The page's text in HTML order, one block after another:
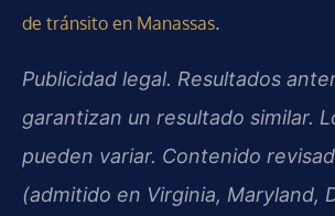
de tránsito en Manassas.
Publicidad legal. Resultados
garantizan un resultado similar.
pueden variar. Contenido
(admitido en Virginia, Maryland,